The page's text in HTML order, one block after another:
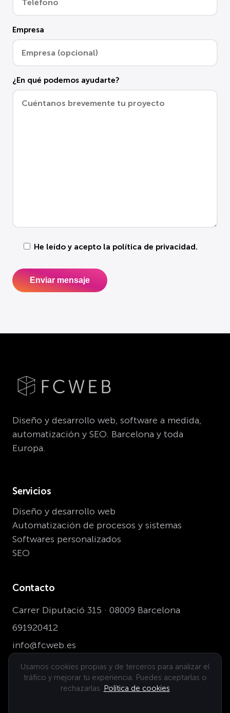
Empresa
¿En qué podemos ayudarte?
He leído y acepto la política de privacidad.
Diseño y desarrollo web, software a medida,
automatización y SEO. Barcelona y toda
Europa.
Servicios
Diseño y desarrollo web
Automatización de procesos y sistemas
Softwares personalizados
SEO
Contacto
Carrer Diputació 315 · 08009 Barcelona
691920412
info@fcweb.es
Dónde estamos
Usamos cookies propias y de terceros para analizar el
tráfico y mejorar tu experiencia. Puedes aceptarlas o
rechazarlas. Política de cookies